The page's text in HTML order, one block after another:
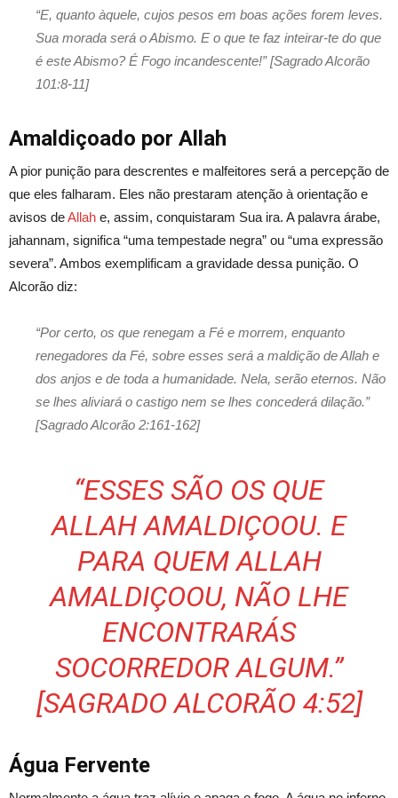
“E, quanto àquele, cujos pesos em boas ações forem leves.
Sua morada será o Abismo. E o que te faz inteirar-te do que
é este Abismo? É Fogo incandescente!” [Sagrado Alcorão
101:8-11]
Amaldiçoado por Allah
A pior punição para descrentes e malfeitores será a percepção de
que eles falharam. Eles não prestaram atenção à orientação e
avisos deAllah e, assim, conquistaram Sua ira. A palavra árabe,
jahannam, significa “uma tempestade negra” ou “uma expressão
severa”. Ambos exemplificam a gravidade dessa punição. O
Alcorão diz:
“Por certo, os que renegam a Fé e morrem, enquanto
renegadores da Fé, sobre esses será a maldição de Allah e
dos anjos e de toda a humanidade. Nela, serão eternos. Não
se lhes aliviará o castigo nem se lhes concederá dilação.”
[Sagrado Alcorão 2:161-162]
“ESSES SÃO OS QUE
ALLAH AMALDIÇOOU. E
PARA QUEM ALLAH
AMALDIÇOOU, NÃO LHE
ENCONTRARÁS
SOCORREDOR ALGUM.”
[SAGRADO ALCORÃO 4:52]
Água Fervente